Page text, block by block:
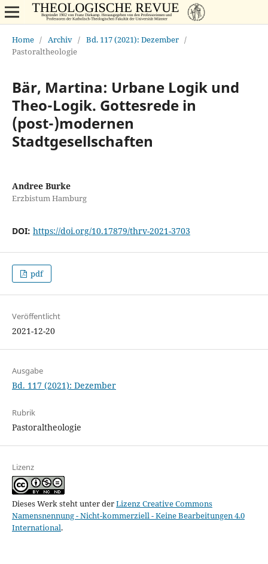
Home / Archiv / Bd. 117 (2021): Dezember /
Pastoraltheologie
Bär, Martina: Urbane Logik und
Theo-Logik. Gottesrede in
(post-)modernen
Stadtgesellschaften
Andree Burke
Erzbistum Hamburg
DOI: https://doi.org/10.17879/thrv-2021-3703
pdf
Veröffentlicht
2021-12-20
Ausgabe
Bd. 117 (2021): Dezember
Rubrik
Pastoraltheologie
Lizenz
Dieses Werk steht unter derLizenz Creative Commons
Namensnennung - Nicht-kommerziell - Keine Bearbeitungen 4.0
International.